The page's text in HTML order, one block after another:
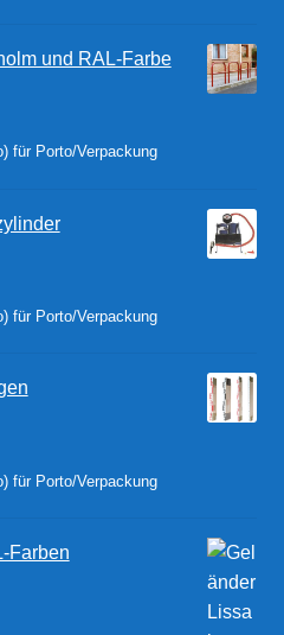
und RAL-Farbe
für Porto/Verpackung
für Porto/Verpackung
für Porto/Verpackung
Farben